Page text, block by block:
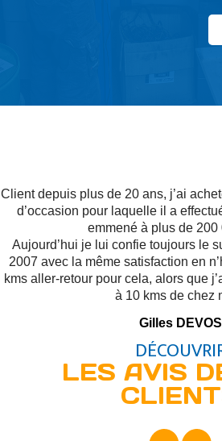
Client depuis plus de 20 ans, j’ai
d’occasion pour laquelle il a
emmené à plus de 200
Aujourd’hui je lui confie toujours le
2007 avec la même satisfaction en
kms aller-retour pour cela, alors que
à 10 kms de chez
Gilles DEVOS
LES AVIS